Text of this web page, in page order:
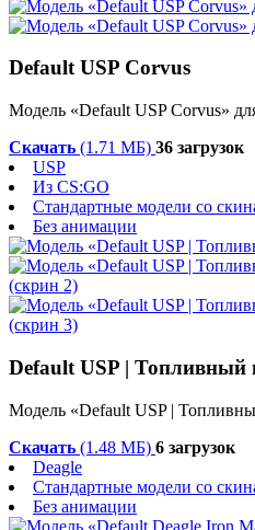
Default USP Corvus
Модель «Default USP Corvus»
Скачать (1.71 МБ) 36 загрузок
USP
Из CS:GO
Стандартные модели со
Без анимации
Default USP | Топливный
Модель «Default USP |
Скачать (1.48 МБ) 6 загрузок
Deagle
Стандартные модели со
Без анимации